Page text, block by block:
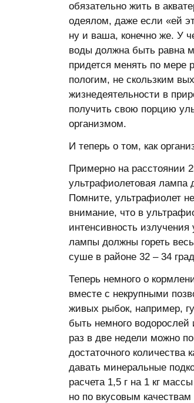
обязательно жить в
одеялом, даже если «ей
ну и ваша, конечно же. У
воды должна быть равна
придется менять по мере
пологим, не скользким
жизнедеятельности в
получить свою порцию
организмом.
И теперь о том, как
Примерно на расстоянии
ультрафиолетовая лампа
Помните, ультрафиолет
внимание, что в
интенсивность
лампы должны гореть
суше в районе 32 – 34
Теперь немного о
вместе с некрупными
живых рыбок, например,
быть немного
раз в две недели можно
достаточного
давать минеральные
расчета 1,5 г на 1 кг
но по вкусовым